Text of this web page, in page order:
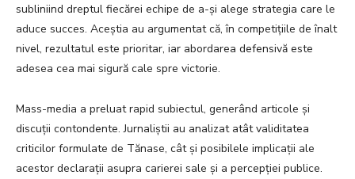
subliniind dreptul fiecărei echipe de a-și alege strategia care le
aduce succes. Aceștia au argumentat că, în competițiile de înalt
nivel, rezultatul este prioritar, iar abordarea defensivă este
adesea cea mai sigură cale spre victorie.
Mass-media a preluat rapid subiectul, generând articole și
discuții contondente. Jurnaliștii au analizat atât validitatea
criticilor formulate de Tănase, cât și posibilele implicații ale
acestor declarații asupra carierei sale și a percepției publice.